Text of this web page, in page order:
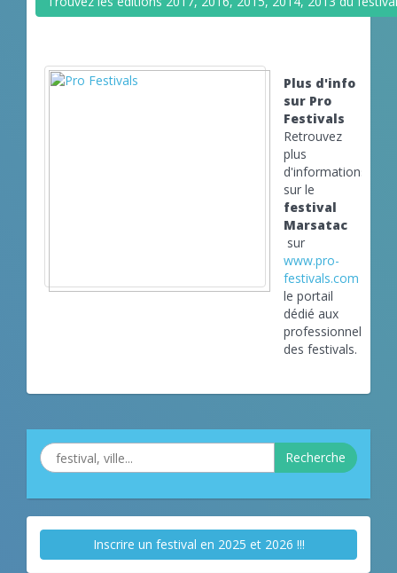
Plus d'info
sur Pro
Festivals
Retrouvez
plus
d'informations
sur le
festival
Marsatac
sur
www.pro-
festivals.com
le portail
dédié aux
professionnels
des festivals.
Recherche
Inscrire un festival en 2025 et 2026 !!!